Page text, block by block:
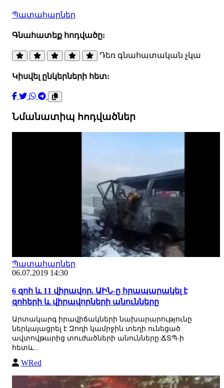
Պատահարներ
Գնահատեք հոդվածը:
Դեռ գնահատական չկա
Կիսվել ընկերների հետ:
Նմանատիպ հոդվածներ
Պատահարներ
06.07.2019 14:30
6 զոհ և 11 վիրավոր. ԱԻՆ-ը հրապարակել է
զոհերի և վիրավորների անունները
Արտակարգ իրավիճակների նախարարությունը
ներկայացրել է Զոդի կամրջին տեղի ունեցած
ավտովթարից տուժածների անունները:ՃՏՊ-ի
հետև...
WRed